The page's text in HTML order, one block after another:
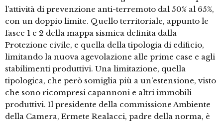
l’attività di prevenzione anti-terremoto dal 50% al 65%,
con un doppio limite. Quello territoriale, appunto le
fasce 1 e 2 della mappa sismica definita dalla
Protezione civile, e quella della tipologia di edificio,
limitando la nuova agevolazione alle prime case e agli
stabilimenti produttivi. Una limitazione, quella
tipologica, che però somiglia più a un’estensione, visto
che sono ricompresi capannoni e altri immobili
produttivi. Il presidente della commissione Ambiente
della Camera, Ermete Realacci, padre della norma, è